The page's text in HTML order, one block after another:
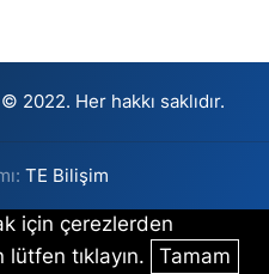
2022. Her hakkı saklıdır.
TE Bilişim
için çerezlerden
tıklayın.
Tamam